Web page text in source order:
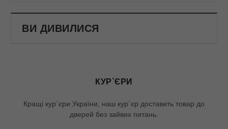
ВИ ДИВИЛИСЯ
КУР`ЄРИ
Кращі кур`єри України, наш кур`єр доставить товар до
дверей без зайвих питань.